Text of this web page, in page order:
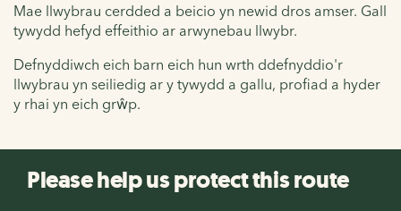
Mae llwybrau cerdded a beicio yn newid dros amser. Gall
tywydd hefyd effeithio ar arwynebau llwybr.
Defnyddiwch eich barn eich hun wrth ddefnyddio'r
llwybrau yn seiliedig ar y tywydd a gallu, profiad a hyder
y rhai yn eich grŵp.
Please help us protect this route